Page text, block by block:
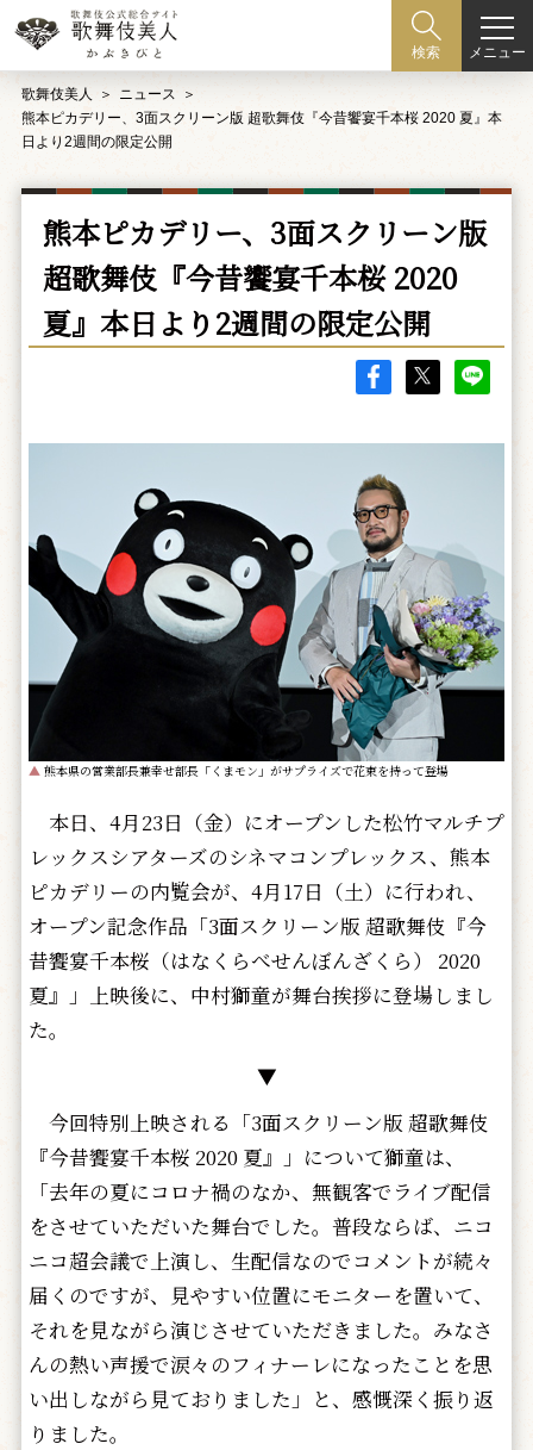
検索 メニュー
歌舞伎美人
ニュース
熊本ピカデリー、3面スクリーン版 超歌舞伎『今昔饗宴千本桜 2020 夏』本
日より2週間の限定公開
熊本ピカデリー、3面スクリーン版
超歌舞伎『今昔饗宴千本桜 2020
夏』本日より2週間の限定公開
▲ 熊本県の営業部長兼幸せ部長「くまモン」がサプライズで花束を持って登場
本日、4月23日（金）にオープンした松竹マルチプ
レックスシアターズのシネマコンプレックス、熊本
ピカデリーの内覧会が、4月17日（土）に行われ、
オープン記念作品「3面スクリーン版 超歌舞伎『今
昔饗宴千本桜（はなくらべせんぼんざくら） 2020
夏』」上映後に、中村獅童が舞台挨拶に登場しまし
た。
▼
今回特別上映される「3面スクリーン版 超歌舞伎
『今昔饗宴千本桜 2020 夏』」について獅童は、
「去年の夏にコロナ禍のなか、無観客でライブ配信
をさせていただいた舞台でした。普段ならば、ニコ
ニコ超会議で上演し、生配信なのでコメントが続々
届くのですが、見やすい位置にモニターを置いて、
それを見ながら演じさせていただきました。みなさ
んの熱い声援で涙々のフィナーレになったことを思
い出しながら見ておりました」と、感慨深く振り返
りました。